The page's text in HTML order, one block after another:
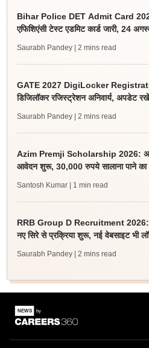
Bihar Police DET Admit Card 2026:
एफिशिएंसी टेस्ट एडमिट कार्ड जारी, 24
Saurabh Pandey | 2 mins read
GATE 2027 DigiLocker
डिजिलॉकर रजिस्ट्रेशन अनिवार्य, अपडेट
Saurabh Pandey | 2 mins read
Azim Premji Scholarship 2026:
आवेदन शुरू, 30,000 रुपये सालाना पाने का
Santosh Kumar | 1 min read
RRB Group D Recruitment 2026:
नए सिरे से प्रक्रिया शुरू, नई वेबसाइट भी
Saurabh Pandey | 2 mins read